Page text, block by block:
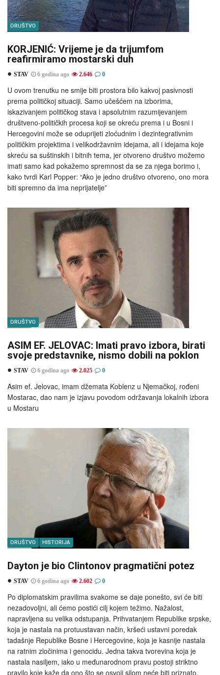
DRUŠTVO
KORJENIĆ: Vrijeme je da trijumfom
reafirmiramo mostarski duh
STAV 6 godina ago 2.646 0
U ovom trenutku ne smije biti prostora bilo kakvoj pasivnosti
prema političkoj situaciji. Samo učešćem na izborima,
iskazivanjem političkog stava i apsolutnim razumijevanjem
društveno-političkih procesa koji se okreću prema i u Bosni i
Hercegovini može se oduprijeti zloćudnim i dezintegrativnim
političkim projektima i velikodržavnim idejama, ali i idejama koje
skreću sa suštinskih i bitnih tema, jer otvoreno društvo možemo
imati samo kad pokažemo spremnost da se za njega borimo i,
kako tvrdi Karl Popper: “Ako je jedno društvo otvoreno, ono mora
biti spremno da ima neprijatelje”
DRUŠTVO
ASIM EF. JELOVAC: Imati pravo izbora, birati
svoje predstavnike, nismo dobili na poklon
STAV 6 godina ago 2.025 0
Asim ef. Jelovac, imam džemata Koblenz u Njemačkoj, rođeni
Mostarac, dao nam je izjavu povodom održavanja lokalnih izbora
u Mostaru
DRUŠTVO HISTORIJA
Dayton je bio Clintonov pragmatični potez
STAV 6 godina ago 2.602 0
Po diplomatskim pravilima svakome se daje ponešto, svi će biti
nezadovoljni, ali ćemo postići cilj kojem težimo. Nažalost,
napravljena su velika odstupanja. Prihvatanjem Republike srpske,
koja je nastala na protuustavan način, kršeći ustavni poredak
tadašnje Republike Bosne i Hercegovine, koja je kasnije nastala
na ratnim zločinima i genocidu. Jedna takva tvorevina koja je
nastala nasiljem, iako u međunarodnom pravu postoji striktno
pravilo koje kaže da ono što se osvoji silom neće biti priznato,